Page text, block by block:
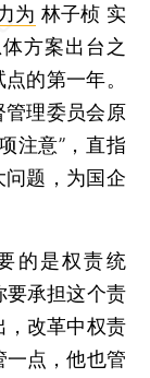
为 林子桢 实
方案出台之
的第一年。
理委员会原
注意”，直指
题，为国企
的是权责统
要承担这个责
，改革中权责
一点，他也管